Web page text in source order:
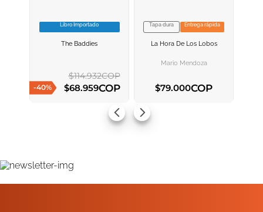
VER INFORMACION
Libro Importado
The Baddies
-40%
$114.932COP
$68.959COP
VER INFORMACION
Tapa dura Entrega rápida
La Hora De Los Lobos
Mario Mendoza
$79.000COP